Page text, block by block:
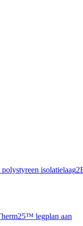
isolatielaag
legplan aan